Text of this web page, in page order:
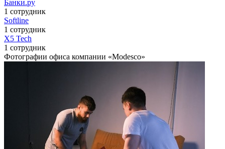
Банки.ру
1 сотрудник
Softline
1 сотрудник
X5 Tech
1 сотрудник
Фотографии офиса компании «Modesco»